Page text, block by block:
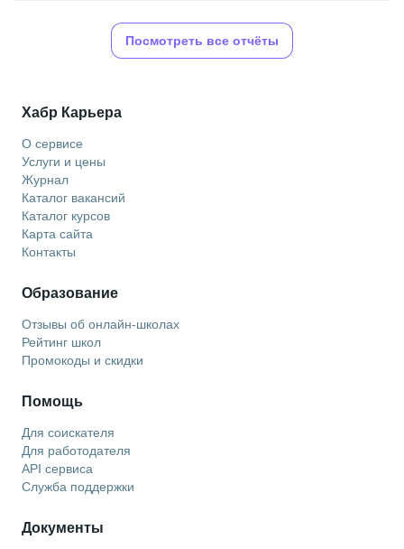
Посмотреть все отчёты
Хабр Карьера
О сервисе
Услуги и цены
Журнал
Каталог вакансий
Каталог курсов
Карта сайта
Контакты
Образование
Отзывы об онлайн-школах
Рейтинг школ
Промокоды и скидки
Помощь
Для соискателя
Для работодателя
API сервиса
Служба поддержки
Документы